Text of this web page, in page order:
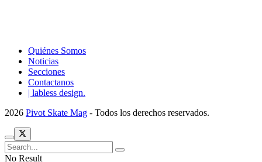
Quiénes Somos
Noticias
Secciones
Contactanos
| labless design.
2026 Pivot Skate Mag - Todos los derechos reservados.
No Result